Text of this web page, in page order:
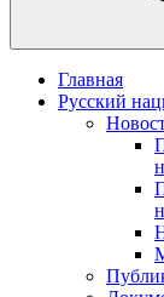
Главная
Русский